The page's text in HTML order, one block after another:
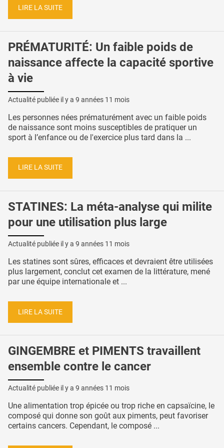
LIRE LA SUITE
PRÉMATURITÉ: Un faible poids de
naissance affecte la capacité sportive
à vie
Actualité publiée il y a 9 années 11 mois
Les personnes nées prématurément avec un faible poids
de naissance sont moins susceptibles de pratiquer un
sport à l’enfance ou de l'exercice plus tard dans la ...
LIRE LA SUITE
STATINES: La méta-analyse qui milite
pour une utilisation plus large
Actualité publiée il y a 9 années 11 mois
Les statines sont sûres, efficaces et devraient être utilisées
plus largement, conclut cet examen de la littérature, mené
par une équipe internationale et ...
LIRE LA SUITE
GINGEMBRE et PIMENTS travaillent
ensemble contre le cancer
Actualité publiée il y a 9 années 11 mois
Une alimentation trop épicée ou trop riche en capsaïcine, le
composé qui donne son goût aux piments, peut favoriser
certains cancers. Cependant, le composé ...